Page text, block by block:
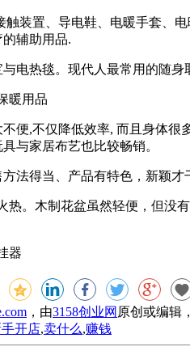
置、导电鞋、电暖手套、电
辅助用品.
热毯。现代人最常用的随身
暖用品
,不仅降低效率, 而且身体很
与家居布艺也比较畅销。
得当、产品有特色，新颖才
木制花盆虽然轻便，但没
器
，由3158创业网 原创或编辑
开店,卖什么,赚钱